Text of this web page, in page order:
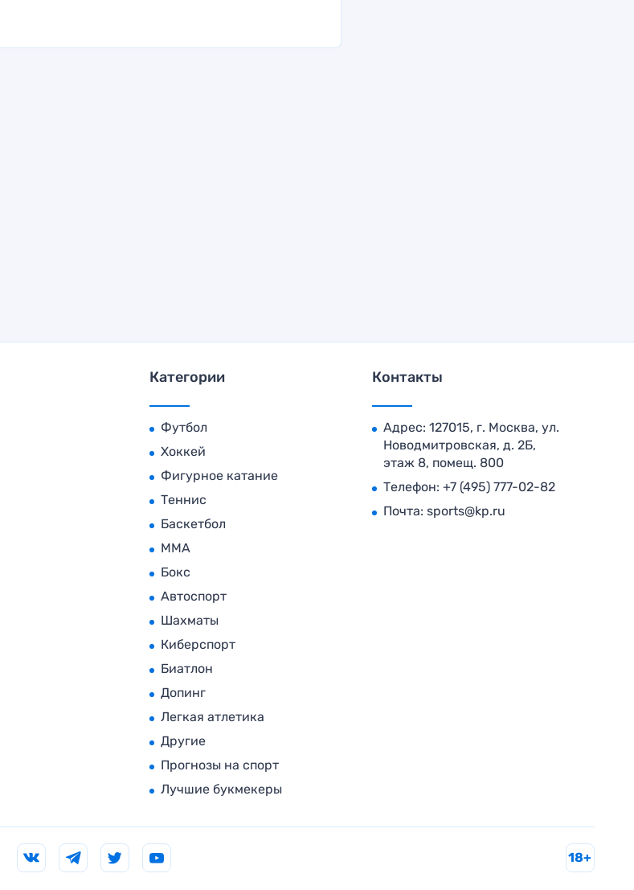
Категории
Футбол
Хоккей
Фигурное катание
Теннис
Баскетбол
MMA
Бокс
Автоспорт
Шахматы
Киберспорт
Биатлон
Допинг
Легкая атлетика
Другие
Прогнозы на спорт
Лучшие букмекеры
Контакты
Адрес: 127015, г. Москва, ул.
Новодмитровская, д. 2Б,
этаж 8, помещ. 800
Телефон: +7 (495) 777-02-82
Почта: sports@kp.ru
18+